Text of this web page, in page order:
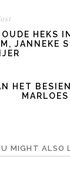
HEKS
JANNEKE
HET
MIGHT ALSO